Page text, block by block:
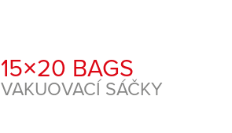
15×20 BAGS
VAKUOVACÍ SÁČKY